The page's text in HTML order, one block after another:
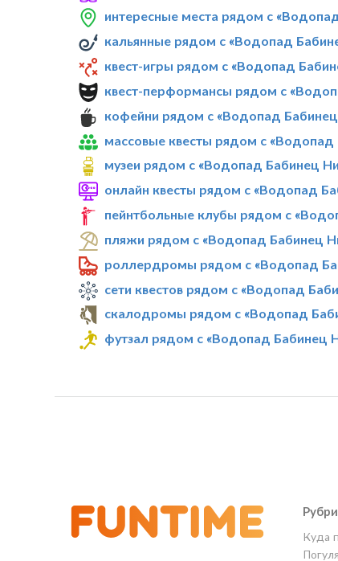
интересные места рядом с
кальянные рядом с «Водопад
квест-игры рядом с «Водопад
квест-перформансы рядом с
кофейни рядом с «Водопад
массовые квесты рядом с
музеи рядом с «Водопад Бабинец
онлайн квесты рядом с «Водопад
пейнтбольные клубы рядом с
пляжи рядом с «Водопад Бабинец
роллердромы рядом с «Водопад
сети квестов рядом с «Водопад
скалодромы рядом с «Водопад
футзал рядом с «Водопад Бабинец
Куда